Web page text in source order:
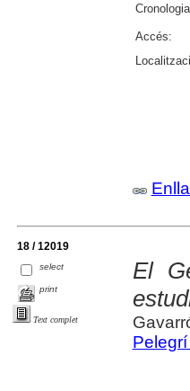
Accés:
18 / 12019
select
print
Text complet
El